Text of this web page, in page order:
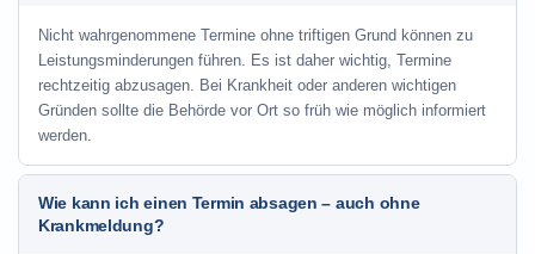
Nicht wahrgenommene Termine ohne triftigen Grund können zu
Leistungsminderungen führen. Es ist daher wichtig, Termine
rechtzeitig abzusagen. Bei Krankheit oder anderen wichtigen
Gründen sollte die Behörde vor Ort so früh wie möglich informiert
werden.
Wie kann ich einen Termin absagen – auch ohne
Krankmeldung?